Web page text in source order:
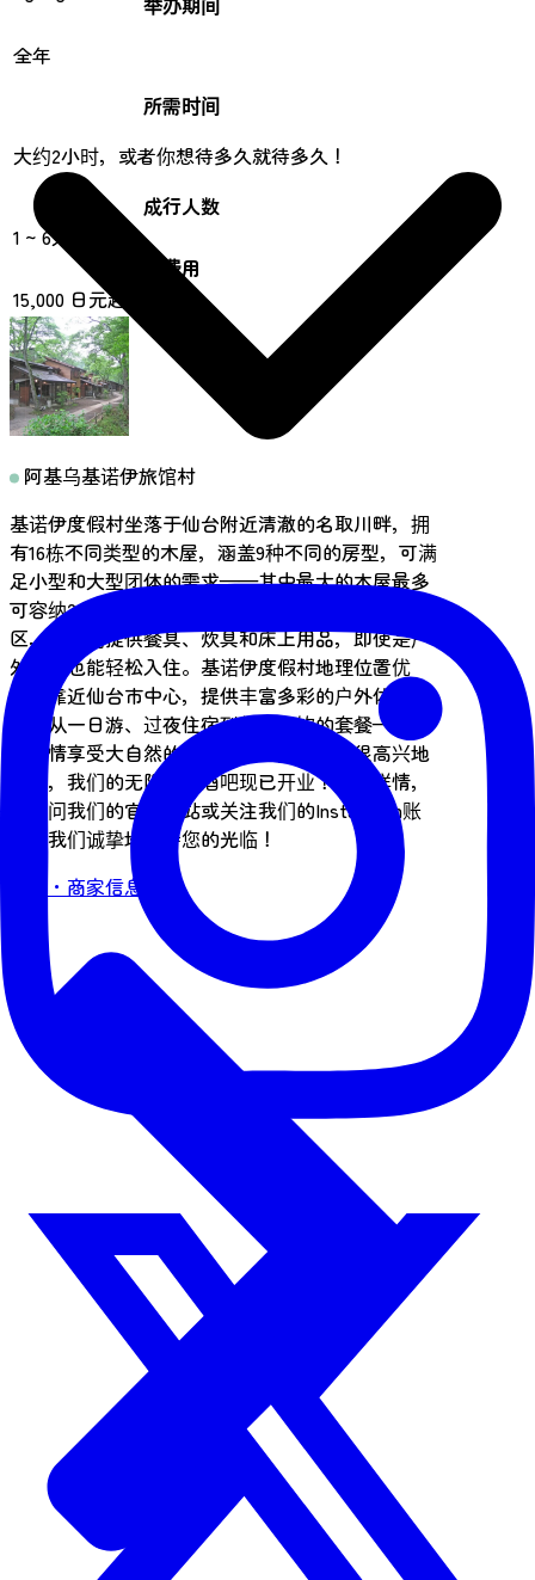
全年
所需时间
大约2小时，或者你想待多久就待多久！
成行人数
1 ~ 6人
费用
15,000 日元起（含税）
阿基乌基诺伊旅馆村
基诺伊度假村坐落于仙台附近清澈的名取川畔，拥
有16栋不同类型的木屋，涵盖9种不同的房型，可满
足小型和大型团体的需求——其中最大的木屋最多
可容纳24位客人。每栋木屋都配备私人户外烧烤
区，室内则提供餐具、炊具和床上用品，即使是户
外新手也能轻松入住。基诺伊度假村地理位置优
越，靠近仙台市中心，提供丰富多彩的户外体验
——从一日游、过夜住宿到包含餐饮的套餐——让
您尽情享受大自然的魅力。此外，我们还很高兴地
宣布，我们的无限畅饮酒吧现已开业！更多详情，
请访问我们的官方网站或关注我们的Instagram账
号。我们诚挚地期待您的光临！
咨询・商家信息